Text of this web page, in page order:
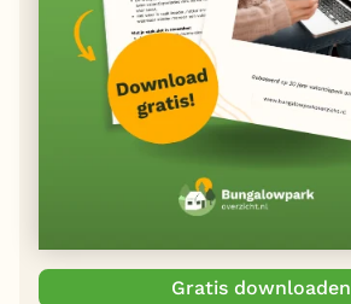
Gratis downloaden